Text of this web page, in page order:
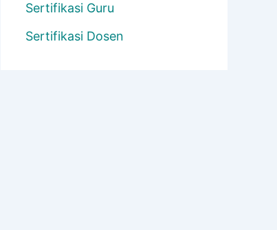
Sertifikasi Guru
Sertifikasi Dosen